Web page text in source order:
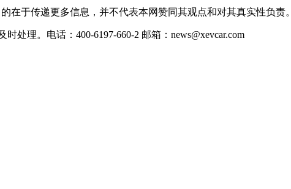
在于传递更多信息，并不代表本网赞同其观点和对其真实性负责。
理。电话：400-6197-660-2 邮箱：news@xevcar.com